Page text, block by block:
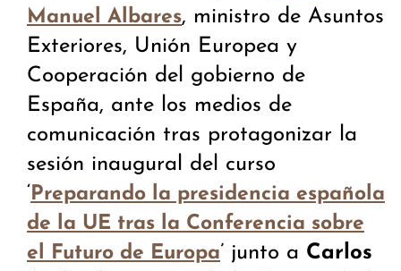
Manuel Albares, ministro de Asuntos
Exteriores, Unión Europea y
Cooperación del gobierno de
España, ante los medios de
comunicación tras protagonizar la
sesión inaugural del curso
‘Preparando la presidencia española
de la UE tras la Conferencia sobre
el Futuro de Europa’ junto a Carlos